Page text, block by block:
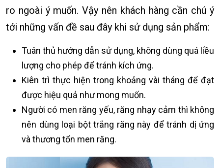
ro ngoài ý muốn. Vậy nên khách hàng cần chú ý
tới những vấn đề sau đây khi sử dụng sản phẩm:
Tuân thủ hướng dẫn sử dụng, không dùng quá liều
lượng cho phép để tránh kích ứng.
Kiên trì thực hiện trong khoảng vài tháng để đạt
được hiệu quả như mong muốn.
Người có men răng yếu, răng nhạy cảm thì không
nên dùng loại bột trắng răng này để tránh dị ứng
và thương tổn men răng.